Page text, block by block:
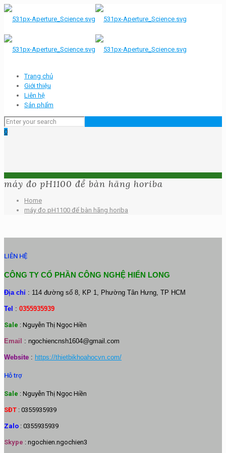
Trang chủ
Giới thiệu
Liên hệ
Sản phẩm
0
máy đo pH1100 để bàn hãng horiba
Home
máy đo pH1100 để bàn hãng horiba
LIÊN HỆ
CÔNG TY CỔ PHẦN CÔNG NGHỆ HIỂN LONG
Địa chỉ : 114 đường số 8, KP 1, Phường Tân Hưng, TP HCM
Tel : 0355935939
Sale : Nguyễn Thị Ngọc Hiền
Email : ngochiencnsh1604@gmail.com
Website : https://thietbikhoahocvn.com/
Hỗ trợ
Sale : Nguyễn Thị Ngọc Hiền
SĐT : 0355935939
Zalo : 0355935939
Skype : ngochien.ngochien3